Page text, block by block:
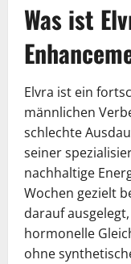
Was ist
Elvra ist ein
männlichen
schlechte
seiner
nachhaltige
Wochen gezielt
darauf
hormonelle
ohne